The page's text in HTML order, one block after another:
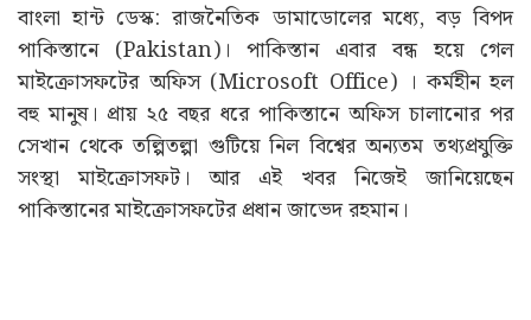
বাংলা হান্ট ডেস্ক: রাজনৈতিক ডামাডোলের মধ্যে, বড় বিপদ
পাকিস্তানে (Pakistan)। পাকিস্তান এবার বন্ধ হয়ে গেল
মাইক্রোসফটের অফিস (Microsoft Office) । কর্মহীন হল
বহু মানুষ। প্রায় ২৫ বছর ধরে পাকিস্তানে অফিস চালানোর পর
সেখান থেকে তল্পিতল্পা গুটিয়ে নিল বিশ্বের অন্যতম তথ্যপ্রযুক্তি
সংস্থা মাইক্রোসফট। আর এই খবর নিজেই জানিয়েছেন
পাকিস্তানের মাইক্রোসফটের প্রধান জাভেদ রহমান।